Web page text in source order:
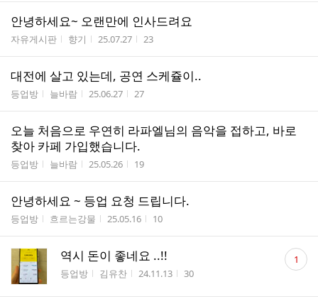
안녕하세요~ 오랜만에 인사드려요
게시판명
자유게시판 작성자
향기 작성시간
25.07.27 조회수
23
대전에 살고 있는데, 공연 스케쥴이..
게시판명
등업방 작성자
늘바람 작성시간
25.06.27 조회수
27
오늘 처음으로 우연히 라파엘님의 음악을 접하고, 바로
찾아 카페 가입했습니다.
게시판명
등업방 작성자
늘바람 작성시간
25.05.26 조회수
19
안녕하세요 ~ 등업 요청 드립니다.
게시판명
등업방 작성자
흐르는강물 작성시간
25.05.16 조회수
10
역시 돈이 좋네요 ..!!
게시판명
등업방 작성자
김유찬 작성시간
24.11.13 조회수
30
댓
글 1